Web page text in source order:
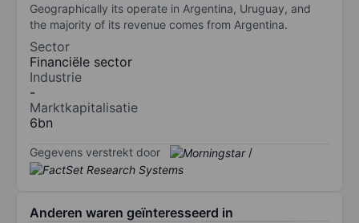
Geographically its operate in Argentina, Uruguay, and
the majority of its revenue comes from Argentina.
Sector
Financiële sector
Industrie
-
Marktkapitalisatie
6bn
Gegevens verstrekt door /
Anderen waren geïnteresseerd in